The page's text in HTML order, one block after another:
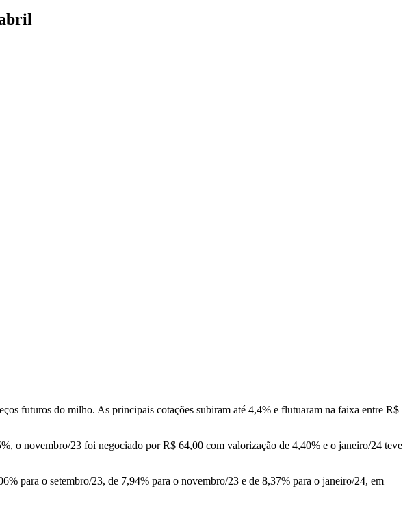
futuros do milho. As principais cotações subiram até 4,4% e flutuaram na faixa entre R$
o novembro/23 foi negociado por R$ 64,00 com valorização de 4,40% e o janeiro/24 teve
para o setembro/23, de 7,94% para o novembro/23 e de 8,37% para o janeiro/24, em